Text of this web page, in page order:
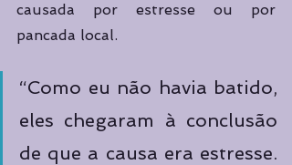
causada por estresse ou por
pancada local.
“Como eu não havia batido,
eles chegaram à conclusão
de que a causa era estresse.